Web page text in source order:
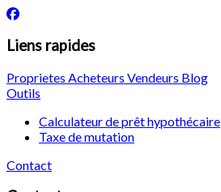
Liens rapides
Proprietes Acheteurs Vendeurs Blog
Outils
Calculateur de prêt hypothécaire
Taxe de mutation
Contact